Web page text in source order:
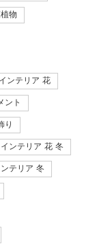
物
ンテリア 花
ント
り
インテリア 花 冬
テリア 冬